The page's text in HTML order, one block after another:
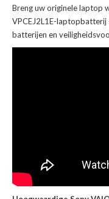
Breng uw originele laptop
VPCEJ2L1E-laptopbatterij
batterijen en